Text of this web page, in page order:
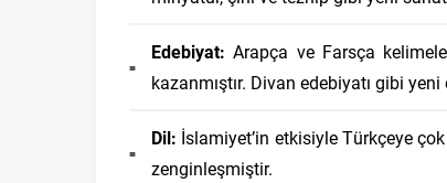
Edebiyat: Arapça ve Farsça
kazanmıştır. Divan edebiyatı gibi
Dil: İslamiyet’in etkisiyle Türkçeye
zenginleşmiştir.